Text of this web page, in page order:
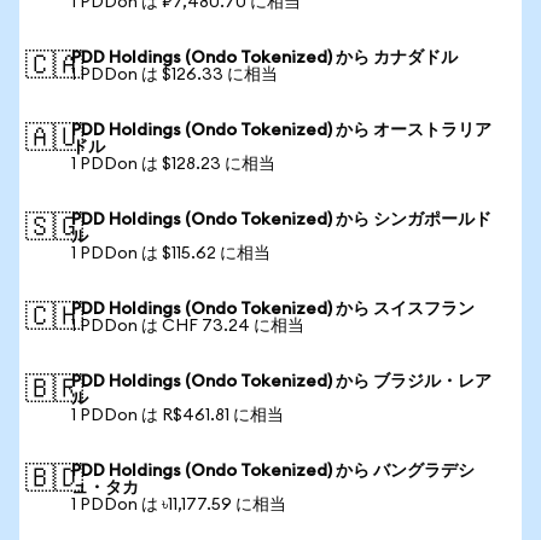
🇨🇦PDD Holdings (Ondo Tokenized) から カナダドル
1 PDDon は $126.33 に相当
🇦🇺PDD Holdings (Ondo Tokenized) から オーストラリア
ドル
1 PDDon は $128.23 に相当
🇸🇬PDD Holdings (Ondo Tokenized) から シンガポールド
ル
1 PDDon は $115.62 に相当
🇨🇭PDD Holdings (Ondo Tokenized) から スイスフラン
1 PDDon は CHF 73.24 に相当
🇧🇷PDD Holdings (Ondo Tokenized) から ブラジル・レア
ル
1 PDDon は R$461.81 に相当
🇧🇩PDD Holdings (Ondo Tokenized) から バングラデシ
ュ・タカ
1 PDDon は ৳11,177.59 に相当